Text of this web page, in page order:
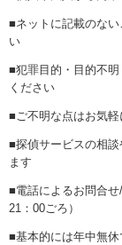
■ネットに記載のな
い
■犯罪目的・目的不
ください
■ご不明な点はお気
■探偵サービスの相
ます
■電話によるお問合せ
21：00ごろ）
■基本的には年中無